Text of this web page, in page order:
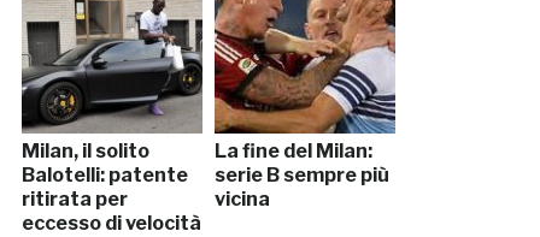
Milan, il solito
Balotelli: patente
ritirata per
eccesso di velocità
La fine del Milan:
serie B sempre più
vicina